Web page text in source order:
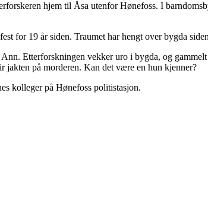
hjem til Åsa utenfor Hønefoss. I
for 19 år siden. Traumet har hengt over bygda
Etterforskningen vekker uro i bygda, og
jakten på morderen. Kan det være en hun kjenner?
kolleger på Hønefoss politistasjon.